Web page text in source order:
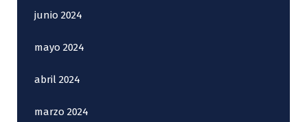
junio 2024
mayo 2024
abril 2024
marzo 2024